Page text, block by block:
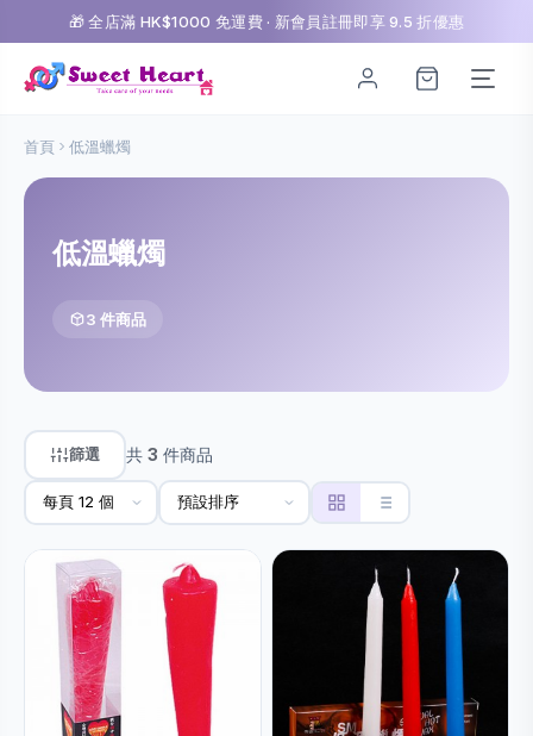
🎁 全店滿 HK$1000 免運費 · 新會員註冊即享 9.5 折優惠
首頁 低溫蠟燭
低溫蠟燭
3 件商品
篩選 共 3 件商品